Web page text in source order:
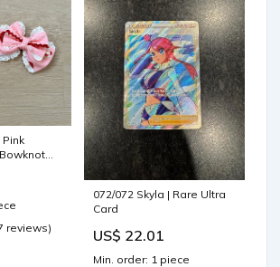
reviews)
072/072 Skyla | Rare Ultra
Card
US$ 22.01
Min. order: 1 piece